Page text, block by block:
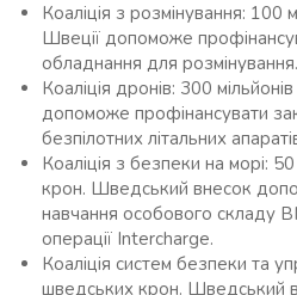
Коаліція з розмінування: 100
Швеції допоможе
обладнання для розмінування.
Коаліція дронів: 300
допоможе профінансувати
безпілотних літальних
Коаліція з безпеки на морі:
крон. Шведський внесок
навчання особового складу
операції Intercharge.
Коаліція систем безпеки та
шведських крон. Шведський